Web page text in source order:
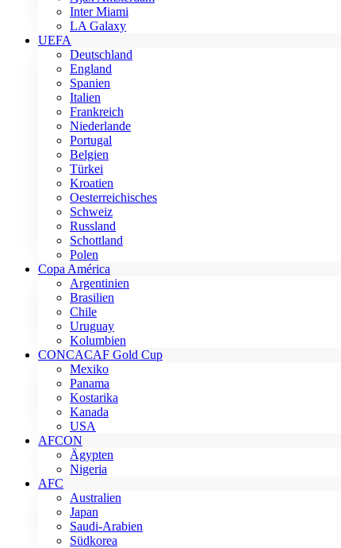
Inter Miami
LA Galaxy
UEFA
Deutschland
England
Spanien
Italien
Frankreich
Niederlande
Portugal
Belgien
Türkei
Kroatien
Oesterreichisches
Schweiz
Russland
Schottland
Polen
Copa América
Argentinien
Brasilien
Chile
Uruguay
Kolumbien
CONCACAF Gold Cup
Mexiko
Panama
Kostarika
Kanada
USA
AFCON
Ägypten
Nigeria
AFC
Australien
Japan
Saudi-Arabien
Südkorea